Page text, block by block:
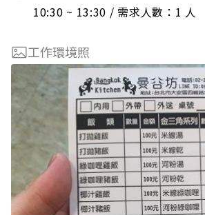
10:30 ~ 13:30 / 需求人數：1 人
工作環境照